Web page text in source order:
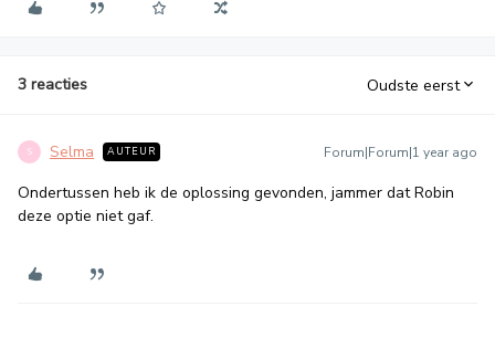
3 reacties Oudste eerst
S Selma AUTEUR Forum|Forum|1 year ago
Ondertussen heb ik de oplossing gevonden, jammer dat Robin
deze optie niet gaf.